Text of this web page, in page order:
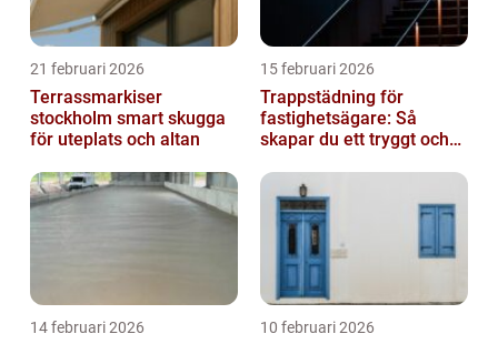
21 februari 2026
Terrassmarkiser
stockholm smart skugga
för uteplats och altan
15 februari 2026
Trappstädning för
fastighetsägare: Så
skapar du ett tryggt och
Stockholm
14 februari 2026 10 februari 2026